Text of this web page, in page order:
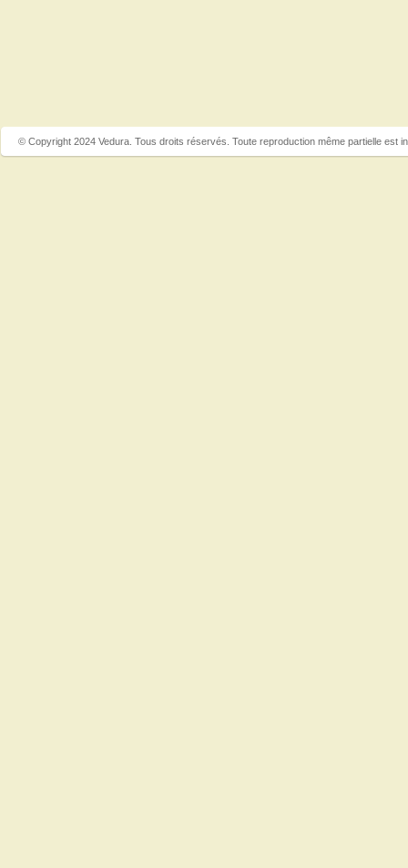
© Copyright 2024 Vedura. Tous droits réservés. Toute reproduction même partielle est